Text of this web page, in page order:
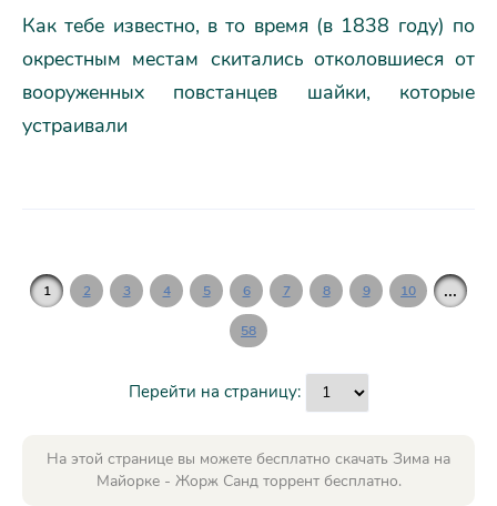
Как тебе известно, в то время (в 1838 году) по
окрестным местам скитались отколовшиеся от
вооруженных повстанцев шайки, которые
устраивали
1 2 3 4 5 6 7 8 9 10 ...
58
Перейти на страницу:
На этой странице вы можете бесплатно скачать Зима на
Майорке - Жорж Санд торрент бесплатно.